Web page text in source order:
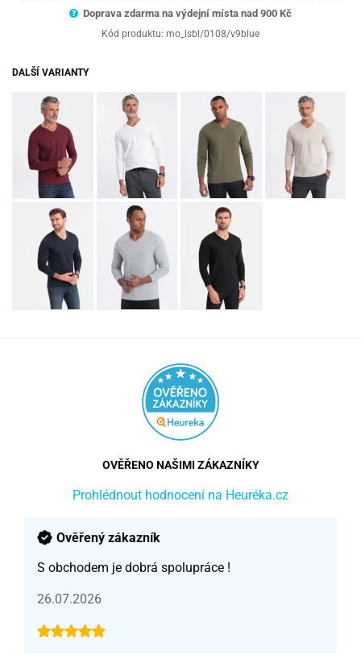
Doprava zdarma na výdejní místa nad 900 Kč
Kód produktu: mo_lsbl/0108/v9blue
DALŠÍ VARIANTY
OVĚŘENO NAŠIMI ZÁKAZNÍKY
Prohlédnout hodnocení na Heuréka.cz
Ověřený zákazník
S obchodem je dobrá spolupráce !
26.07.2026